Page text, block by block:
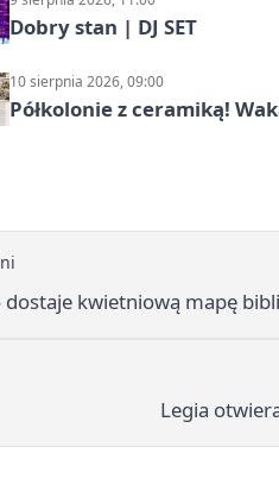
Dobry stan | DJ SET
10 sierpnia 2026, 09:00
Półkolonie z ceramiką!
dostaje kwietniową mapę
Legia